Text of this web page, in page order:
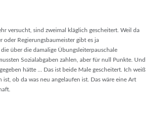
versucht, sind zweimal kläglich gescheitert. Weil da
oder Regierungsbaumeister gibt es ja
über die damalige Übungsleiterpauschale
Sozialabgaben zahlen, aber für null Punkte. Und
hätte ... Das ist beide Male gescheitert. Ich weiß
ist, ob da was neu angelaufen ist. Das wäre eine Art